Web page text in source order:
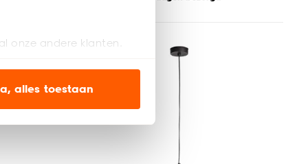
onze andere klanten.
om alleen de
wel of niet te
alles toestaan